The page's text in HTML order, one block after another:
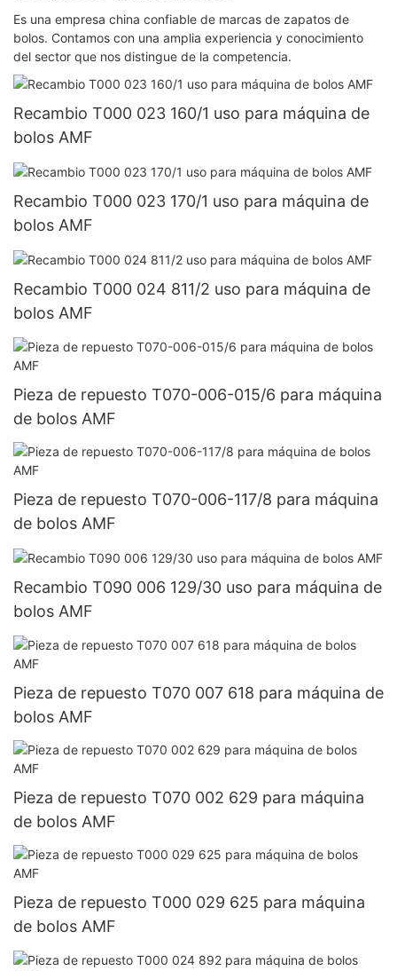
Es una empresa china confiable de marcas de zapatos de
bolos. Contamos con una amplia experiencia y conocimiento
del sector que nos distingue de la competencia.
Recambio T000 023 160/1 uso para máquina de
bolos AMF
Recambio T000 023 170/1 uso para máquina de
bolos AMF
Recambio T000 024 811/2 uso para máquina de
bolos AMF
Pieza de repuesto T070-006-015/6 para máquina
de bolos AMF
Pieza de repuesto T070-006-117/8 para máquina
de bolos AMF
Recambio T090 006 129/30 uso para máquina de
bolos AMF
Pieza de repuesto T070 007 618 para máquina de
bolos AMF
Pieza de repuesto T070 002 629 para máquina
de bolos AMF
Pieza de repuesto T000 029 625 para máquina
de bolos AMF